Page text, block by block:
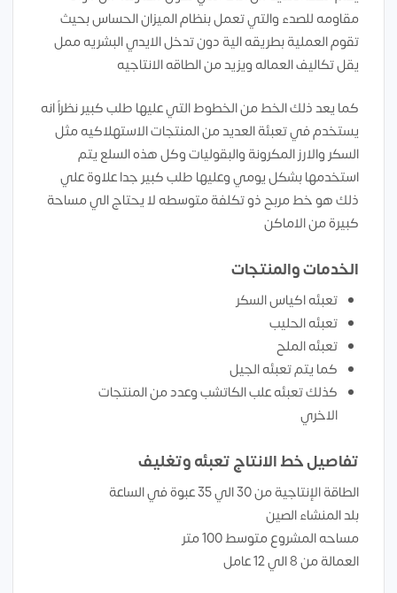
مقاومه للصدء والتي تعمل بنظام الميزان الحساس بحيث
تقوم العملية بطريقه الية دون تدخل الايدي البشريه ممل
يقل تكاليف العماله ويزيد من الطاقه الانتاجيه
كما يعد ذلك الخط من الخطوط التي عليها طلب كبير نظراً انه
يستخدم في تعبئة العديد من المنتجات الاستهلاكيه مثل
السكر والارز المكرونة والبقوليات وكل هذه السلع يتم
استخدمها بشكل يومي وعليها طلب كبير جدا علاوة علي
ذلك هو خط مربح ذو تكلفة متوسطه لا يحتاج الي مساحة
كبيرة من الاماكن
الخدمات والمنتجات
تعبئه اكياس السكر
تعبئه الحليب
تعبئه الملح
كما يتم تعبئه الجيل
كذلك تعبئه علب الكاتشب وعدد من المنتجات
الاخري
تفاصيل خط الانتاج تعبئه وتغليف
الطاقة الإنتاجية من 30 الي 35 عبوة في الساعة
بلد المنشاء الصين
مساحه المشروع متوسط 100 متر
العمالة من 8 الي 12 عامل